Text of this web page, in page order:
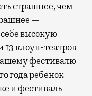
страшнее, чем
—
высокую
13 клоун-театров
фестивалю
года ребенок
и фестиваль